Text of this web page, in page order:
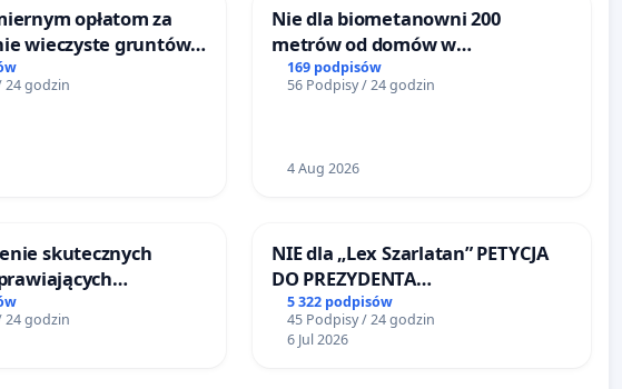
opłatom za
wieczyste gruntów
przez rodzinne
24 godzin
Nie dla biometanowni 200
metrów od domów w
Biernatkach, gm. Wądroże
Wielkie
169 podpisów
56 Podpisy / 24 godzin
4 Aug 2026
skutecznych
na ulicy
w Otwocku
24 godzin
NIE dla „Lex Szarlatan” PETYCJA
DO PREZYDENTA
RZECZYPOSPOLITEJ POLSKIEJ
5 322 podpisów
45 Podpisy / 24 godzin
6 Jul 2026